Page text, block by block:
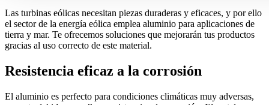
Las turbinas eólicas necesitan piezas duraderas y eficaces, y por ello
el sector de la energía eólica emplea aluminio para aplicaciones de
tierra y mar. Te ofrecemos soluciones que mejorarán tus productos
gracias al uso correcto de este material.
Resistencia eficaz a la corrosión
El aluminio es perfecto para condiciones climáticas muy adversas,